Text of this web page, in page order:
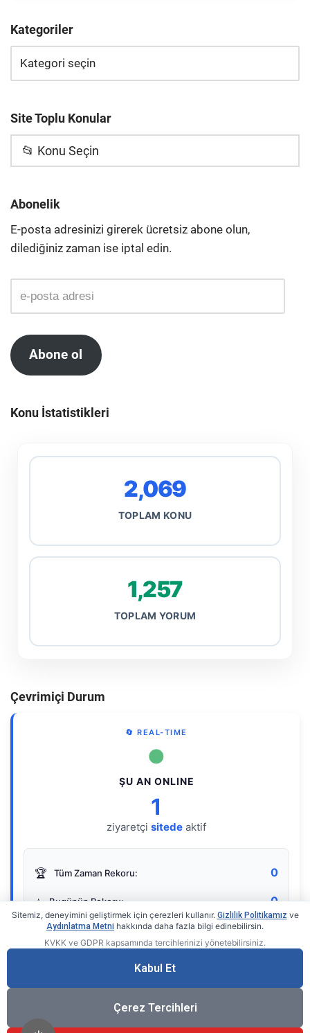
Kategoriler
Site Toplu Konular
📂 Konu Seçin
Abonelik
E-posta adresinizi girerek ücretsiz abone olun,
dilediğiniz zaman ise iptal edin.
Abone ol
Konu İstatistikleri
2,069
TOPLAM KONU
1,257
TOPLAM YORUM
Çevrimiçi Durum
🔄 REAL-TIME
●
ŞU AN ONLINE
1
ziyaretçi sitede aktif
🏆 Tüm Zaman Rekoru: 0
⭐ Bugünün Rekoru: 0
Gerçek zamanlı sayaç
Sitemiz, deneyimini geliştirmek için çerezleri kullanır. Gizlilik Politikamız ve
Aydınlatma Metni hakkında daha fazla bilgi edinebilirsin.
KVKK ve GDPR kapsamında tercihlerinizi yönetebilirsiniz.
Kabul Et
Çerez Tercihleri